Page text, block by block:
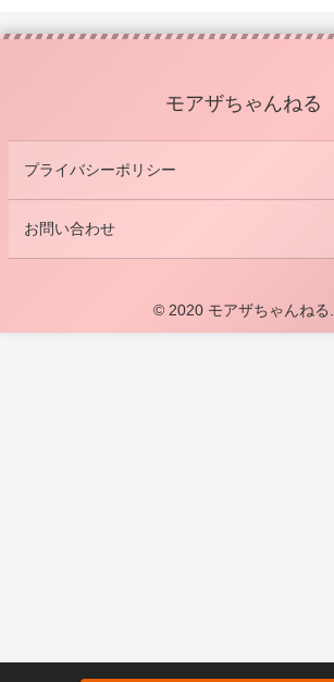
モアザちゃんねる
プライバシーポリシー
お問い合わせ
© 2020 モアザちゃんねる.